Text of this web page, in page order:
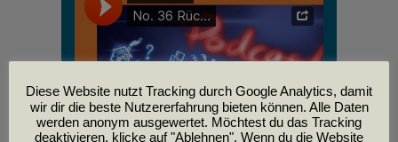
Diese Website nutzt Tracking durch Google Analytics, damit
wir dir die beste Nutzererfahrung bieten können. Alle Daten
werden anonym ausgewertet. Möchtest du das Tracking
deaktivieren, klicke auf "Ablehnen". Wenn du die Website